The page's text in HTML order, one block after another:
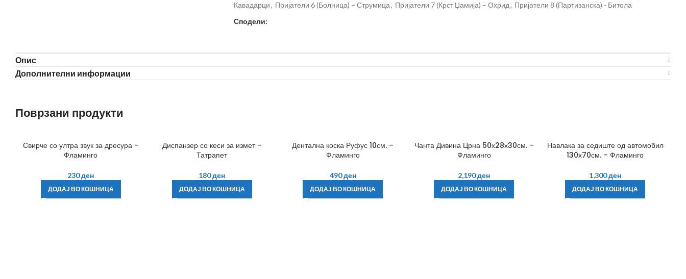
Кавадарци, Пријатели 6 (Болница) – Струмица, Пријатели 7 (Крст Џамија) – Охрид, Пријатели 8 (Партизанска) - Битола
Сподели:
Опис
Дополнителни информации
Поврзани продукти
Свирче со ултра звук за дресура –
Фламинго
230ден
ДОДАЈ ВО КОШНИЦА
Диспанзер со кеси за измет –
Татрапет
180ден
ДОДАЈ ВО КОШНИЦА
Дентална коска Руфус 10см. –
Фламинго
490ден
ДОДАЈ ВО КОШНИЦА
Чанта Дивина Црна 50х28х30см. –
Фламинго
2,190ден
ДОДАЈ ВО КОШНИЦА
Навлака за седиште од автомобил
130х70см. – Фламинго
1,300ден
ДОДАЈ ВО КОШНИЦА